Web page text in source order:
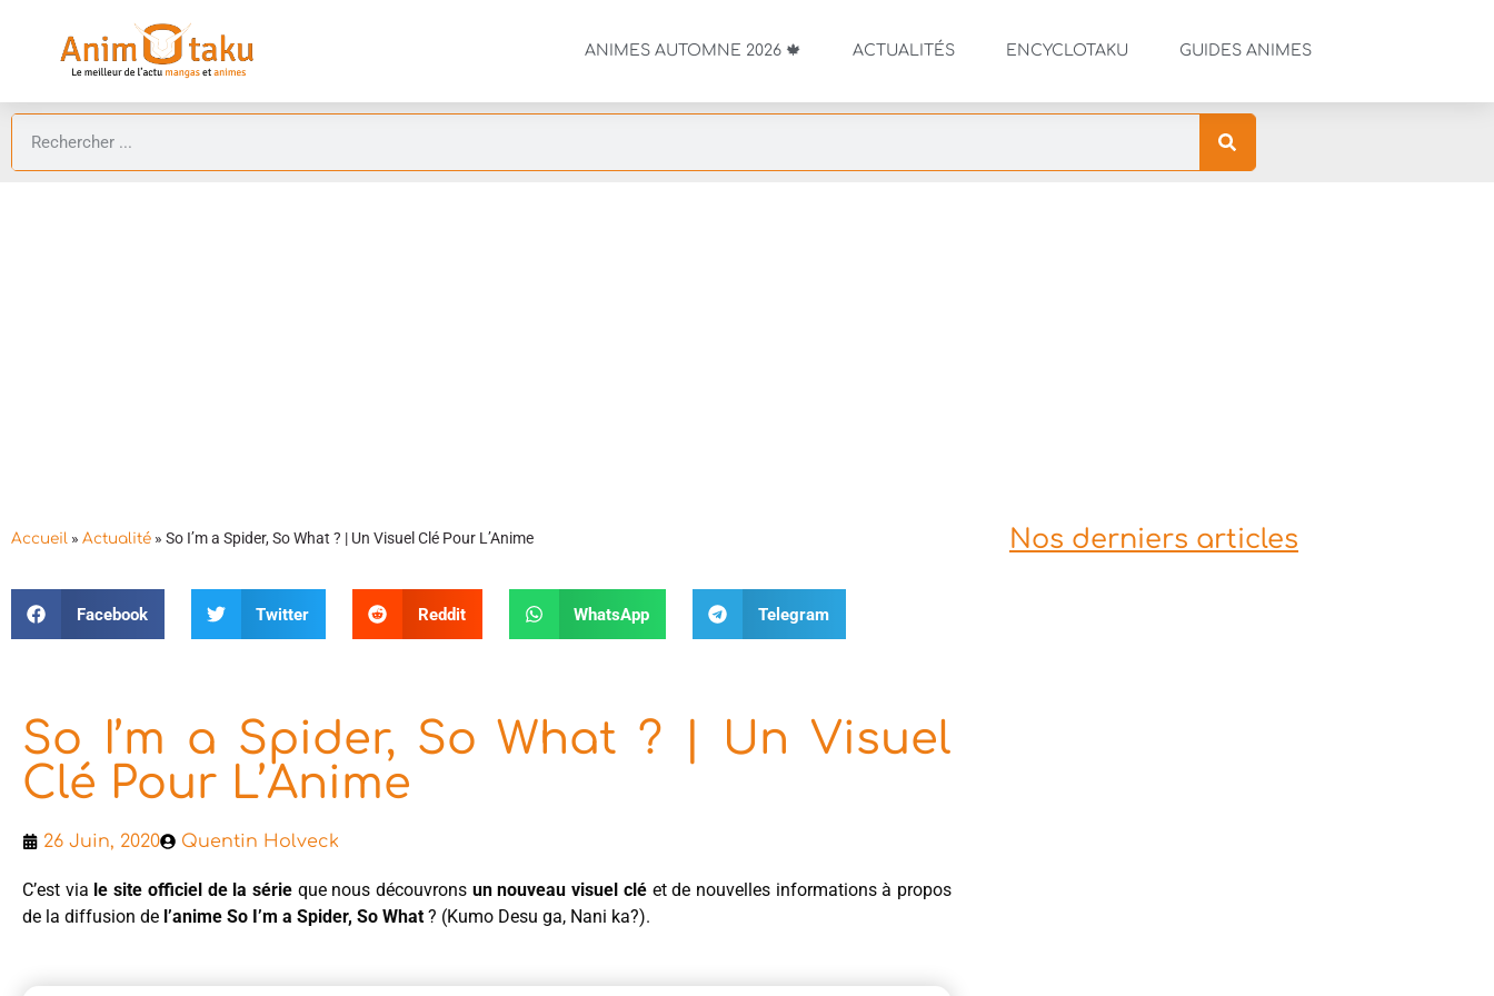
ANIMES AUTOMNE 2026 🍁 ACTUALITÉS ENCYCLOTAKU GUIDES ANIMES
Accueil » Actualité » So I’m a Spider, So What ? | Un Visuel Clé Pour L’Anime
Facebook Twitter Reddit WhatsApp Telegram
So I’m a Spider, So What ? | Un Visuel
Clé Pour L’Anime
26 Juin, 2020 Quentin Holveck
C’est via le site officiel de la sérieque nous découvrons un nouveau visuel cléet de nouvelles informations à propos
de la diffusion de l’anime So I’m a Spider, So What ? (Kumo Desu ga, Nani ka?).
Nos derniers articles